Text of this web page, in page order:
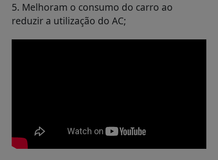
5. Melhoram o consumo do carro ao
reduzir a utilização do AC;